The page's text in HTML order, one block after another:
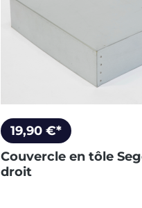
19,90 €*
Couvercle en tôle
droit